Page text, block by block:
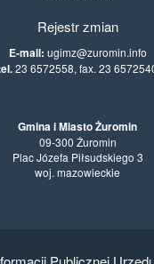
Rejestr zmian
E-mail: ugimz@zuromin.info
23 6572558, fax. 23
Gmina i Miasto Żuromin
09-300 Żuromin
Plac Józefa Piłsudskiego 3
woj. mazowieckie